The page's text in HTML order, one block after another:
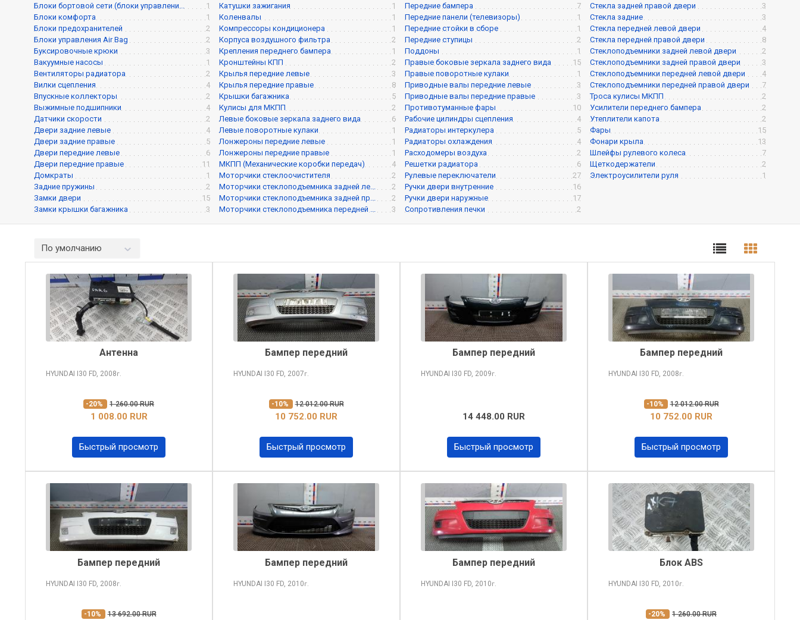
Блоки бортовой сети (блоки управлени...
1
Блоки комфорта
1
Блоки предохранителей
2
Блоки управления Air Bag
2
Буксировочные крюки
3
Вакуумные насосы
1
Вентиляторы радиатора
2
Вилки сцепления
4
Впускные коллекторы
2
Выжимные подшипники
4
Датчики скорости
2
Двери задние левые
4
Двери задние правые
5
Двери передние левые
6
Двери передние правые
11
Домкраты
1
Задние пружины
2
Замки двери
15
Замки крышки багажника
3
Катушки зажигания
1
Коленвалы
1
Компрессоры кондиционера
1
Корпуса воздушного фильтра
2
Крепления переднего бампера
1
Кронштейны КПП
2
Крылья передние левые
3
Крылья передние правые
8
Крышки багажника
5
Кулисы для МКПП
2
Левые боковые зеркала заднего вида
6
Левые поворотные кулаки
1
Лонжероны передние левые
1
Лонжероны передние правые
1
МКПП (Механические коробки передач)
4
Моторчики стеклоочистителя
2
Моторчики стеклоподъемника задней ле...
2
Моторчики стеклоподъемника задней пр...
2
Моторчики стеклоподъемника передней ...
3
Передние бампера
7
Передние панели (телевизоры)
1
Передние стойки в сборе
1
Передние ступицы
2
Поддоны
1
Правые боковые зеркала заднего вида
15
Правые поворотные кулаки
1
Приводные валы передние левые
3
Приводные валы передние правые
3
Противотуманные фары
10
Рабочие цилиндры сцепления
4
Радиаторы интеркулера
5
Радиаторы охлаждения
4
Расходомеры воздуха
2
Решетки радиатора
6
Рулевые переключатели
27
Ручки двери внутренние
16
Ручки двери наружные
17
Сопротивления печки
2
Стекла задней правой двери
3
Стекла задние
3
Стекла передней левой двери
4
Стекла передней правой двери
8
Стеклоподъемники задней левой двери
2
Стеклоподъемники задней правой двери
3
Стеклоподъемники передней левой двери
4
Стеклоподъемники передней правой двери
7
Троса кулисы МКПП
2
Усилители переднего бампера
2
Утеплители капота
2
Фары
15
Фонари крыла
13
Шлейфы рулевого колеса
7
Щеткодержатели
2
Электроусилители руля
1
По умолчанию
Антенна
HYUNDAI I30 FD, 2008г.
-20% 1 260.00 RUR
1 008.00 RUR
Быстрый просмотр
Бампер передний
HYUNDAI I30 FD, 2007г.
-10% 12 012.00 RUR
10 752.00 RUR
Быстрый просмотр
Бампер передний
HYUNDAI I30 FD, 2009г.
14 448.00 RUR
Быстрый просмотр
Бампер передний
HYUNDAI I30 FD, 2008г.
-10% 12 012.00 RUR
10 752.00 RUR
Быстрый просмотр
Бампер передний
HYUNDAI I30 FD, 2008г.
-10% 13 692.00 RUR
Бампер передний
HYUNDAI I30 FD, 2010г.
Бампер передний
HYUNDAI I30 FD, 2010г.
Блок ABS
HYUNDAI I30 FD, 2010г.
-20% 1 260.00 RUR